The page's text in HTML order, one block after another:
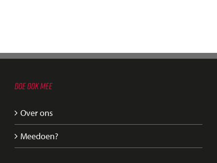
DOE OOK MEE
Over ons
Meedoen?